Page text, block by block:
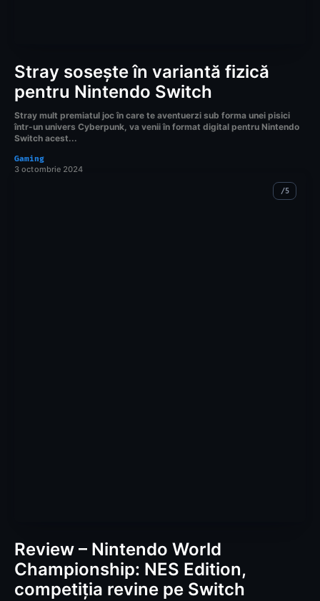
Stray sosește în variantă fizică
pentru Nintendo Switch
Stray mult premiatul joc în care te aventuerzi sub forma unei pisici
într-un univers Cyberpunk, va venii în format digital pentru Nintendo
Switch acest...
Gaming
3 octombrie 2024
Review – Nintendo World
Championship: NES Edition,
competiția revine pe Switch